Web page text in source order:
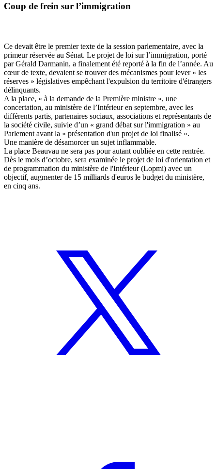
Coup de frein sur l’immigration
Ce devait être le premier texte de la session parlementaire, avec la
primeur réservée au Sénat. Le projet de loi sur l’immigration, porté
par Gérald Darmanin, a finalement été reporté à la fin de l’année. Au
cœur de texte, devaient se trouver des mécanismes pourlever « les
réserves » législatives empêchant l'expulsion du territoire d'étrangers
délinquants.
A la place, « à la demande de la Première ministre », une
concertation, au ministère de l’Intérieur en septembre, avec les
différents partis, partenaires sociaux, associations et représentants de
la société civile, suivie d’un « grand débat sur l'immigration » au
Parlement avant la « présentation d'un projet de loi finalisé ».
Une manière de désamorcer un sujet inflammable.
La place Beauvau ne sera pas pour autant oubliée en cette rentrée.
Dès le mois d’octobre, sera examinée le projet de loi d'orientation et
de programmation du ministère de l'Intérieur (Lopmi) avec un
objectif, augmenter de 15 milliards d'euros le budget du ministère,
en cinq ans.